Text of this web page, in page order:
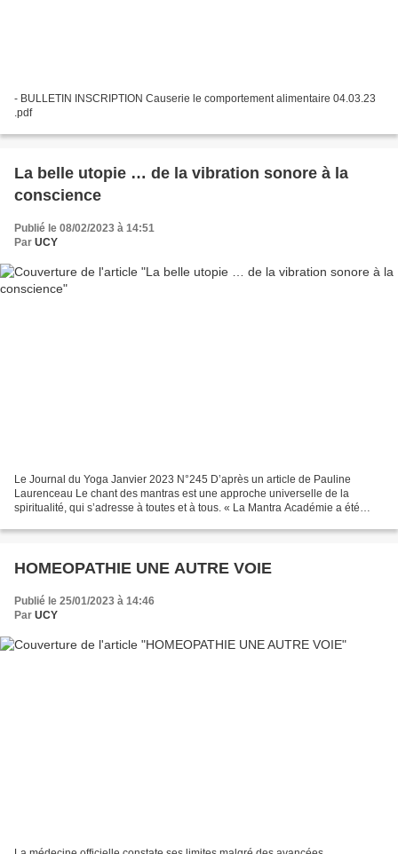
- BULLETIN INSCRIPTION Causerie le comportement alimentaire 04.03.23
.pdf
La belle utopie … de la vibration sonore à la
conscience
Publié le 08/02/2023 à 14:51
Par UCY
Le Journal du Yoga Janvier 2023 N°245 D’après un article de Pauline
Laurenceau Le chant des mantras est une approche universelle de la
spiritualité, qui s’adresse à toutes et à tous. « La Mantra Académie a été
HOMEOPATHIE UNE AUTRE VOIE
Publié le 25/01/2023 à 14:46
Par UCY